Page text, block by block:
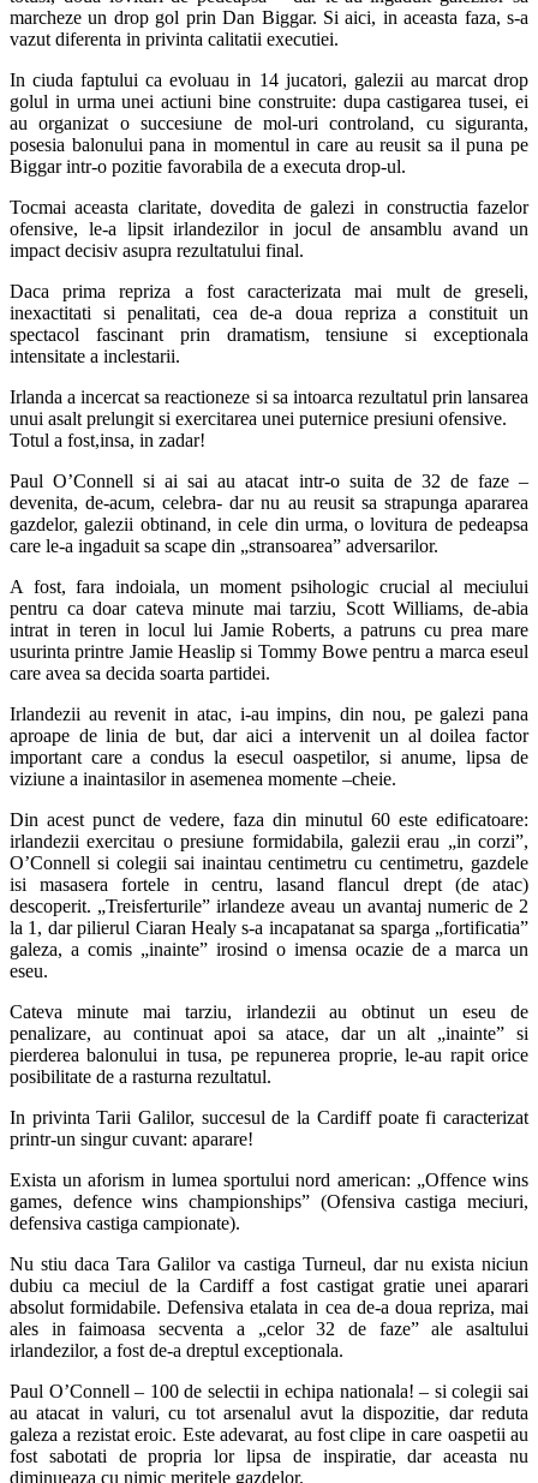
marcheze un drop gol prin Dan Biggar. Si aici, in aceasta faza, s-a
vazut diferenta in privinta calitatii executiei.
In ciuda faptului ca evoluau in 14 jucatori, galezii au marcat drop
golul in urma unei actiuni bine construite: dupa castigarea tusei, ei
au organizat o succesiune de mol-uri controland, cu siguranta,
posesia balonului pana in momentul in care au reusit sa il puna pe
Biggar intr-o pozitie favorabila de a executa drop-ul.
Tocmai aceasta claritate, dovedita de galezi in constructia fazelor
ofensive, le-a lipsit irlandezilor in jocul de ansamblu avand un
impact decisiv asupra rezultatului final.
Daca prima repriza a fost caracterizata mai mult de greseli,
inexactitati si penalitati, cea de-a doua repriza a constituit un
spectacol fascinant prin dramatism, tensiune si exceptionala
intensitate a inclestarii.
Irlanda a incercat sa reactioneze si sa intoarca rezultatul prin lansarea
unui asalt prelungit si exercitarea unei puternice presiuni ofensive.
Totul a fost,insa, in zadar!
Paul O’Connell si ai sai au atacat intr-o suita de 32 de faze –
devenita, de-acum, celebra- dar nu au reusit sa strapunga apararea
gazdelor, galezii obtinand, in cele din urma, o lovitura de pedeapsa
care le-a ingaduit sa scape din „stransoarea” adversarilor.
A fost, fara indoiala, un moment psihologic crucial al meciului
pentru ca doar cateva minute mai tarziu, Scott Williams, de-abia
intrat in teren in locul lui Jamie Roberts, a patruns cu prea mare
usurinta printre Jamie Heaslip si Tommy Bowe pentru a marca eseul
care avea sa decida soarta partidei.
Irlandezii au revenit in atac, i-au impins, din nou, pe galezi pana
aproape de linia de but, dar aici a intervenit un al doilea factor
important care a condus la esecul oaspetilor, si anume, lipsa de
viziune a inaintasilor in asemenea momente –cheie.
Din acest punct de vedere, faza din minutul 60 este edificatoare:
irlandezii exercitau o presiune formidabila, galezii erau „in corzi”,
O’Connell si colegii sai inaintau centimetru cu centimetru, gazdele
isi masasera fortele in centru, lasand flancul drept (de atac)
descoperit. „Treisferturile” irlandeze aveau un avantaj numeric de 2
la 1, dar pilierul Ciaran Healy s-a incapatanat sa sparga „fortificatia”
galeza, a comis „inainte” irosind o imensa ocazie de a marca un
eseu.
Cateva minute mai tarziu, irlandezii au obtinut un eseu de
penalizare, au continuat apoi sa atace, dar un alt „inainte” si
pierderea balonului in tusa, pe repunerea proprie, le-au rapit orice
posibilitate de a rasturna rezultatul.
In privinta Tarii Galilor, succesul de la Cardiff poate fi caracterizat
printr-un singur cuvant: aparare!
Exista un aforism in lumea sportului nord american: „Offence wins
games, defence wins championships” (Ofensiva castiga meciuri,
defensiva castiga campionate).
Nu stiu daca Tara Galilor va castiga Turneul, dar nu exista niciun
dubiu ca meciul de la Cardiff a fost castigat gratie unei aparari
absolut formidabile. Defensiva etalata in cea de-a doua repriza, mai
ales in faimoasa secventa a „celor 32 de faze” ale asaltului
irlandezilor, a fost de-a dreptul exceptionala.
Paul O’Connell – 100 de selectii in echipa nationala! – si colegii sai
au atacat in valuri, cu tot arsenalul avut la dispozitie, dar reduta
galeza a rezistat eroic. Este adevarat, au fost clipe in care oaspetii au
fost sabotati de propria lor lipsa de inspiratie, dar aceasta nu
diminueaza cu nimic meritele gazdelor.